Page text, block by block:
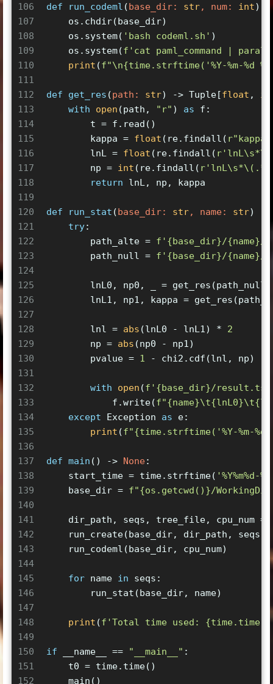
106
107
108
109
110
111
112
113
114
115
116
117
118
119
120
121
122
123
124
125
126
127
128
129
130
131
132
133
134
135
136
137
138
139
140
141
142
143
144
145
146
147
148
149
150
151
152
def run_codeml (base_dir: str, num: int)
    os.chdir(base_dir)
    os.system(
'bash codeml.sh' )
    os.system(
f'cat paml_command |
print (f"\n{time.strftime( '%Y-%m-%d
def get_res (path: str) -> Tuple[float ,
with
open (path, "r" ) as f:
        t = f.read()
        kappa =
float (re.findall(
        lnL =
float (re.findall(
        np =
int (re.findall(
return lnL, np, kappa
def run_stat (base_dir: str, name: str) -
try:
        path_alte =
f' {base_dir}/{name}/
        path_null =
f' {base_dir}/{name}/
        lnL0, np0, _ = get_res(path_null)
lnL1, np1, kappa =
        lnl =
abs (lnL0 - lnL1) * 2
        np =
abs (np0 - np1)
        pvalue =
1 - chi2.cdf(lnl, np)
with open (f' {base_dir}/
            f.write(
f"{name}\t{lnL0}\t
except Exception as e:
print (f"{time.strftime( '%Y-%m-%d
def main () -> None:
    start_time = time.strftime(
'%Y%m%d-
    base_dir =
f"{os.getcwd()}/
dir_path, seqs, tree_file, cpu_num =
run_create(base_dir, dir_path, seqs,
    run_codeml(base_dir, cpu_num)
for name in seqs:
        run_stat(base_dir, name)
print (f'Total time used:
if __name__ == "__main__" :
    t0 = time.time()
    main()